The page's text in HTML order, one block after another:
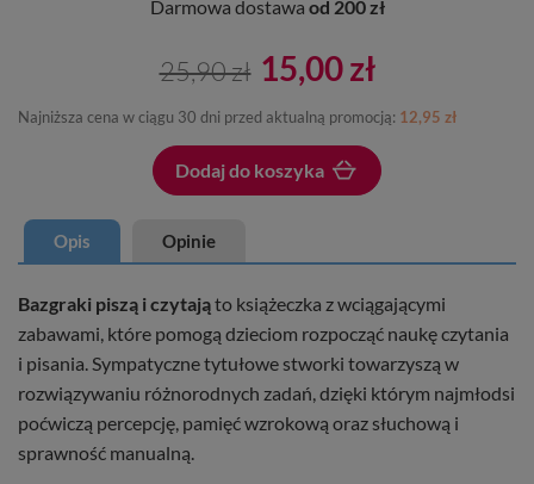
Darmowa dostawa od 200 zł
25,90 zł 15,00 zł
Najniższa cena w ciągu 30 dni przed aktualną promocją: 12,95 zł
Dodaj do koszyka
Opis Opinie
Bazgraki piszą i czytająto książeczka z wciągającymi
zabawami, które pomogą dzieciom rozpocząć naukę czytania
i pisania. Sympatyczne tytułowe stworki towarzyszą w
rozwiązywaniu różnorodnych zadań, dzięki którym najmłodsi
poćwiczą percepcję, pamięć wzrokową oraz słuchową i
sprawność manualną.